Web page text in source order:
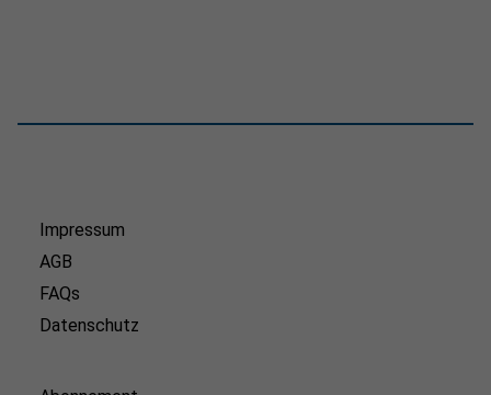
Impressum
AGB
FAQs
Datenschutz